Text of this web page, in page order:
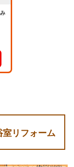
リフォーム